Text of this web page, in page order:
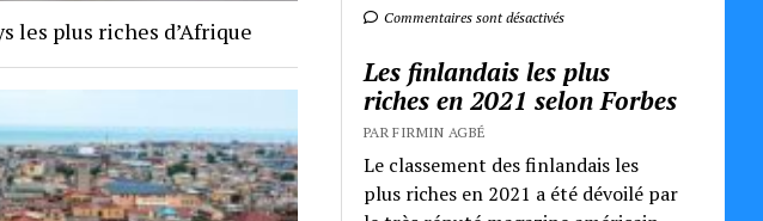
les plus riches d’Afrique Commentaires sont désactivés
Les finlandais les plus
riches en 2021 selon Forbes
PAR FIRMIN AGBÉ
Le classement des finlandais les
plus riches en 2021 a été dévoilé par